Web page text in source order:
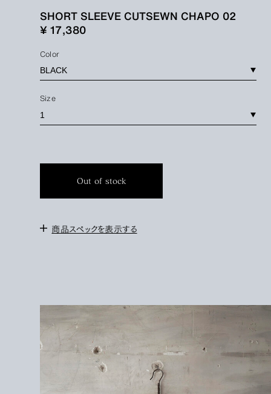
SHORT SLEEVE CUTSEWN CHAPO 02
¥ 17,380
Color
Size
Out of stock
商品スペックを表示する
172cm / サイズ2を着用
＜素材＞
COTTON 100%